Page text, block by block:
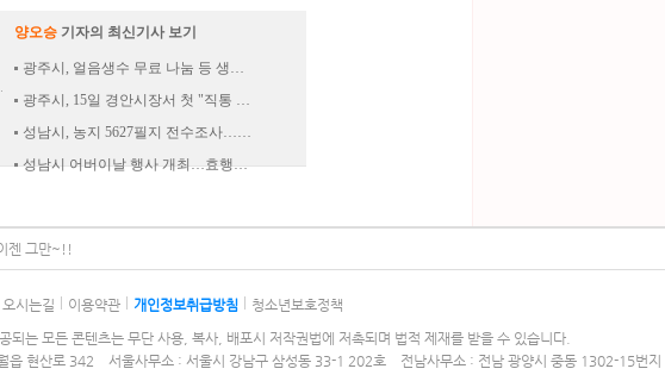
양오승 기자의 최신기사 보기
광주시, 얼음생수 무료 나눔 등 생…
광주시, 15일 경안시장서 첫 "직통 …
성남시, 농지 5627필지 전수조사……
성남시 어버이날 행사 개최…효행…
젠 그만~!!
시는길 이용약관 개인정보취급방침
청소년보호정책
되는 모든 콘텐츠는 무단 사용, 복사, 배포시 저작권법에 저촉되며 법적 제재를 받을 수 있습니다.
읍 현산로 342 서울사무소 : 서울시 강남구 삼성동 33-1 202호 전남사무소 : 전남 광양시 중동 1302-15번지